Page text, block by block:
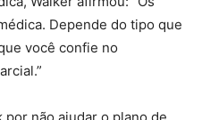
Depende do tipo que
você confie no